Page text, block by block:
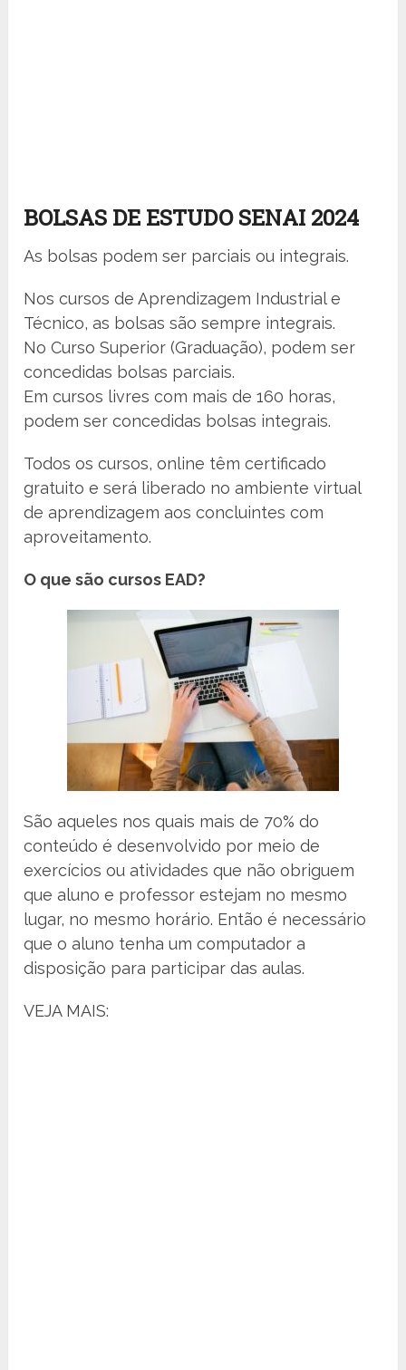
BOLSAS DE ESTUDO SENAI 2024
As bolsas podem ser parciais ou integrais.
Nos cursos de Aprendizagem Industrial e
Técnico, as bolsas são sempre integrais.
No Curso Superior (Graduação), podem ser
concedidas bolsas parciais.
Em cursos livres com mais de 160 horas,
podem ser concedidas bolsas integrais.
Todos os cursos, online têm certificado
gratuito e será liberado no ambiente virtual
de aprendizagem aos concluintes com
aproveitamento.
O que são cursos EAD?
São aqueles nos quais mais de 70% do
conteúdo é desenvolvido por meio de
exercícios ou atividades que não obriguem
que aluno e professor estejam no mesmo
lugar, no mesmo horário. Então é necessário
que o aluno tenha um computador a
disposição para participar das aulas.
VEJA MAIS: